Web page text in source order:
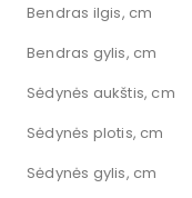
Bendras ilgis, cm
Bendras gylis, cm
Sėdynės aukštis, cm
Sėdynės plotis, cm
Sėdynės gylis, cm